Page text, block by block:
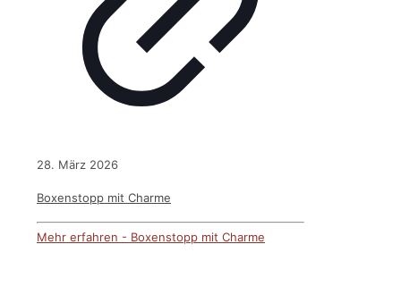
28. März 2026
Boxenstopp mit Charme
Mehr erfahren - Boxenstopp mit Charme